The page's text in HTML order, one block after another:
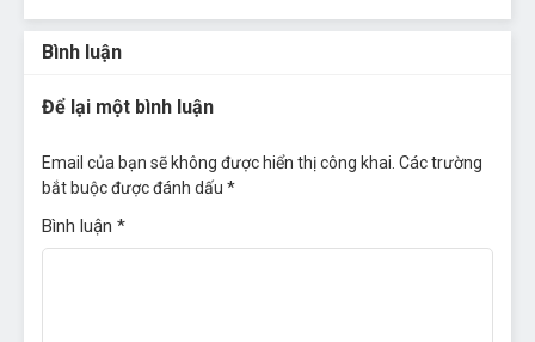
Tháng 9 30, 2022
Chapter 10
Chapter 9
Bình luận
Để lại một bình luận
Email của bạn sẽ không được hiển thị công khai. Các trường
bắt buộc được đánh dấu *
Bình luận *